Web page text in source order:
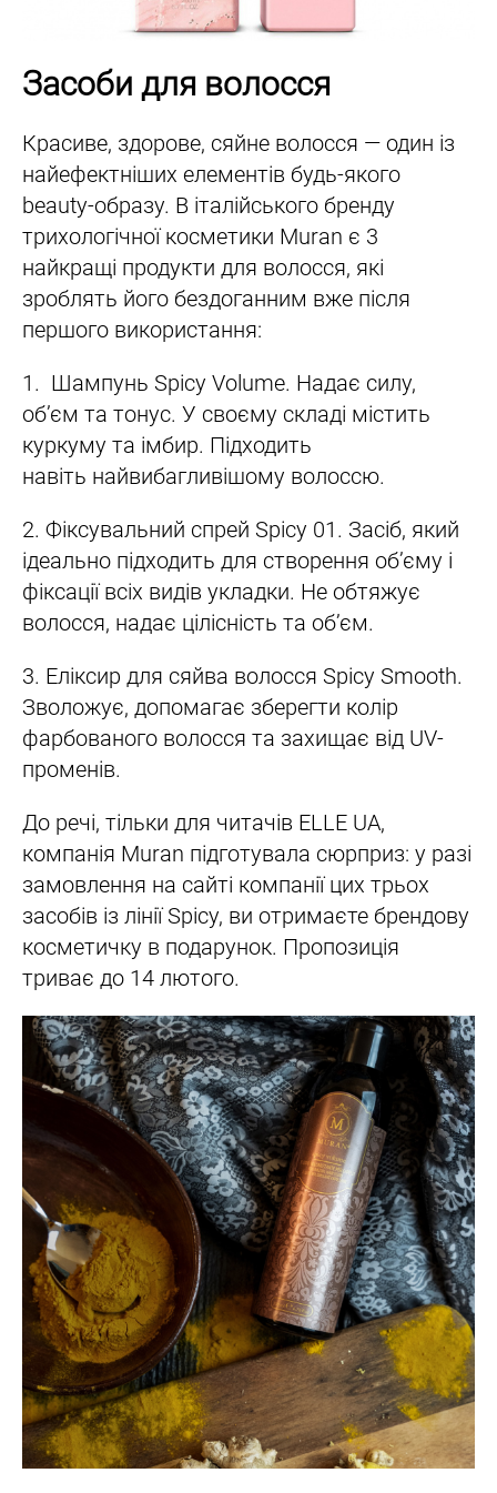
Засоби для волосся
Красиве, здорове, сяйне волосся — один із
найефектніших елементів будь-якого
beauty-образу. В італійського бренду
трихологічної косметики Muran є 3
найкращі продукти для волосся, які
зроблять його бездоганним вже після
першого використання:
1. Шампунь Spicy Volume. Надає силу,
об’єм та тонус. У своєму складі містить
куркуму та імбир. Підходить
навіть найвибагливішому волоссю.
2. Фіксувальний спрей Spicy 01. Засіб, який
ідеально підходить для створення об’єму і
фіксації всіх видів укладки. Не обтяжує
волосся, надає цілісність та об’єм.
3. Еліксир для сяйва волосся Spicy Smooth.
Зволожує, допомагає зберегти колір
фарбованого волосся та захищає від UV-
променів.
До речі, тільки для читачів ELLE UA,
компанія Muran підготувала сюрприз: у разі
замовлення на сайті компанії цих трьох
засобів із лінії Spicy, ви отримаєте брендову
косметичку в подарунок. Пропозиція
триває до 14 лютого.